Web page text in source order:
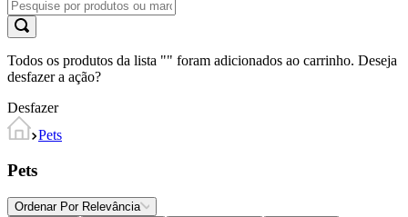
Todos os produtos da lista "" foram adicionados ao carrinho. Deseja
desfazer a ação?
Desfazer
Pets
Pets
Ordenar Por Relevância